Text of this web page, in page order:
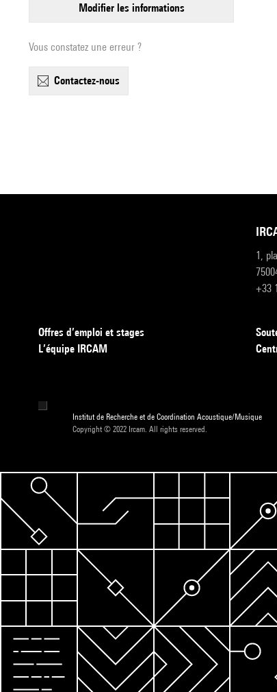
modifier les informations
Vous constatez une erreur ?
contactez-nous
1,
+33
Offres d’emploi et stages
L’équipe IRCAM
Institut de Recherche et de Coordination Acoustique/Musique
Copyright © 2022 Ircam. All rights reserved.